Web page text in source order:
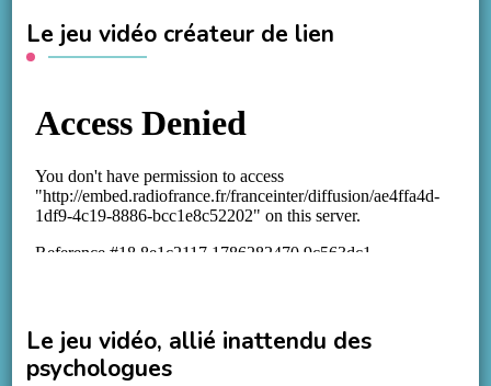
Le jeu vidéo créateur de lien
Le jeu vidéo, allié inattendu des
psychologues